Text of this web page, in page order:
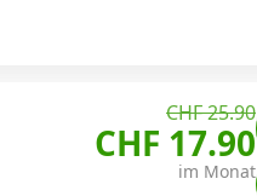
CHF 25.90
CHF 17.90
im Monat